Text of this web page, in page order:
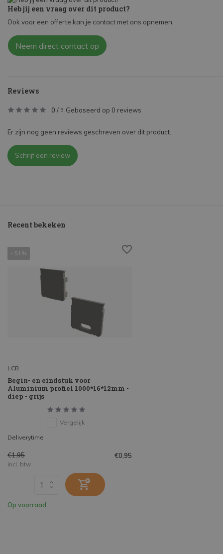
Heb jij een vraag over dit product?
Ook voor een offerte kan je contact met ons opnemen.
Neem direct contact op
Reviews
0 / 5 Gebaseerd op 0 reviews
Er zijn nog geen reviews geschreven over dit product..
Schrijf een review
Recent bekeken
- 51%
LCB
Begin- en eindstuk voor
Aluminium profiel 1000*16*12mm -
diep - grijs
Vergelijk
Deliverytime
€1,95 €0,95
Incl. btw
Op voorraad